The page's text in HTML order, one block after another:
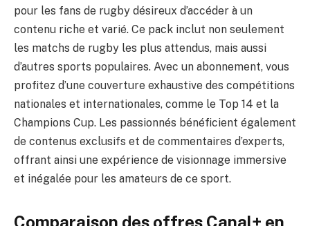
pour les fans de rugby désireux d’accéder à un
contenu riche et varié. Ce pack inclut non seulement
les matchs de rugby les plus attendus, mais aussi
d’autres sports populaires. Avec un abonnement, vous
profitez d’une couverture exhaustive des compétitions
nationales et internationales, comme le Top 14 et la
Champions Cup. Les passionnés bénéficient également
de contenus exclusifs et de commentaires d’experts,
offrant ainsi une expérience de visionnage immersive
et inégalée pour les amateurs de ce sport.